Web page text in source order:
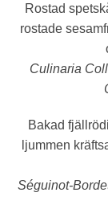
Rostad
rostade
Culinaria
Bakad
ljummen
Séguinot-